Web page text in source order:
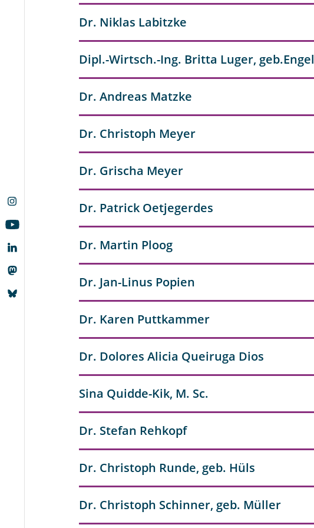
Dr. Niklas Labitzke
Dipl.-Wirtsch.-Ing. Britta Luger, geb.Engel
Dr. Andreas Matzke
Dr. Christoph Meyer
Dr. Grischa Meyer
Dr. Patrick Oetjegerdes
Dr. Martin Ploog
Dr. Jan-Linus Popien
Dr. Karen Puttkammer
Dr. Dolores Alicia Queiruga Dios
Sina Quidde-Kik, M. Sc.
Dr. Stefan Rehkopf
Dr. Christoph Runde, geb. Hüls
Dr. Christoph Schinner, geb. Müller